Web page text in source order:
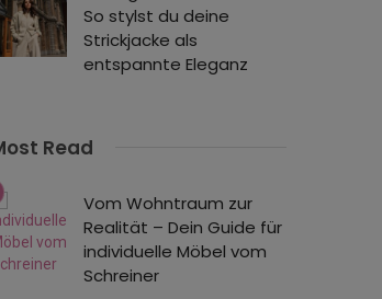
So stylst du deine
Strickjacke als
entspannte Eleganz
Read
Vom Wohntraum zur
Realität – Dein Guide für
individuelle Möbel vom
Schreiner